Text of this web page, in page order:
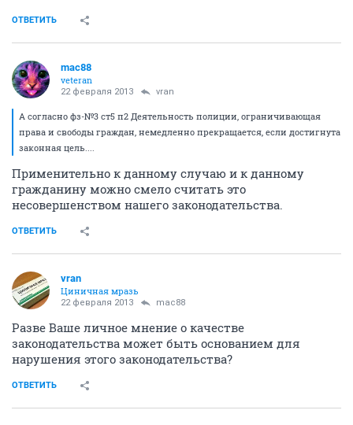
ОТВЕТИТЬ
mac88
veteran
22 февраля 2013 vran
А согласно фз-№3 ст5 п2 Деятельность полиции, ограничивающая
права и свободы граждан, немедленно прекращается, если достигнута
законная цель....
Применительно к данному случаю и к данному
гражданину можно смело считать это
несовершенством нашего законодательства.
ОТВЕТИТЬ
vran
Циничная мразь
22 февраля 2013 mac88
Разве Ваше личное мнение о качестве
законодательства может быть основанием для
нарушения этого законодательства?
ОТВЕТИТЬ